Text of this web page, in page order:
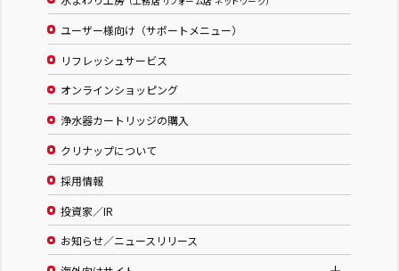
ユーザー様向け（サポートメニュー）
リフレッシュサービス
オンラインショッピング
浄水器カートリッジの購入
クリナップについて
採用情報
投資家／IR
お知らせ／ニュースリリース